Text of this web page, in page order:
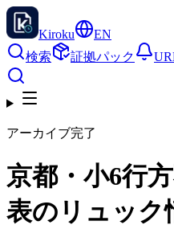
Kiroku
EN
検索
証拠パック
アーカイブ完了
京都・小6行
表のリュッ